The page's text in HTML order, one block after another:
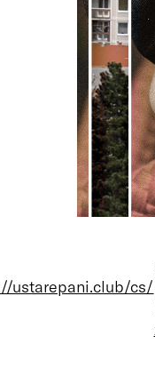
ustarepani.club/cs/